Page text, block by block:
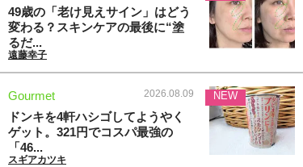
49歳の「老け見えサイン」はどう
変わる？スキンケアの最後に“塗
るだ...
遠藤幸子
Gourmet 2026.08.09
ドンキを4軒ハシゴしてようやく
ゲット。321円でコスパ最強の
「46...
スギアカツキ
NEW